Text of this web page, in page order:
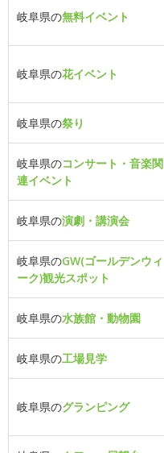
岐阜県の無料イベント
岐阜県の花イベント
岐阜県の祭り
岐阜県のコンサート・音楽関
連イベント
岐阜県の演劇・講演会
岐阜県のGW(ゴールデンウィ
ーク)観光スポット
岐阜県の水族館・動物園
岐阜県の工場見学
岐阜県のグランピング